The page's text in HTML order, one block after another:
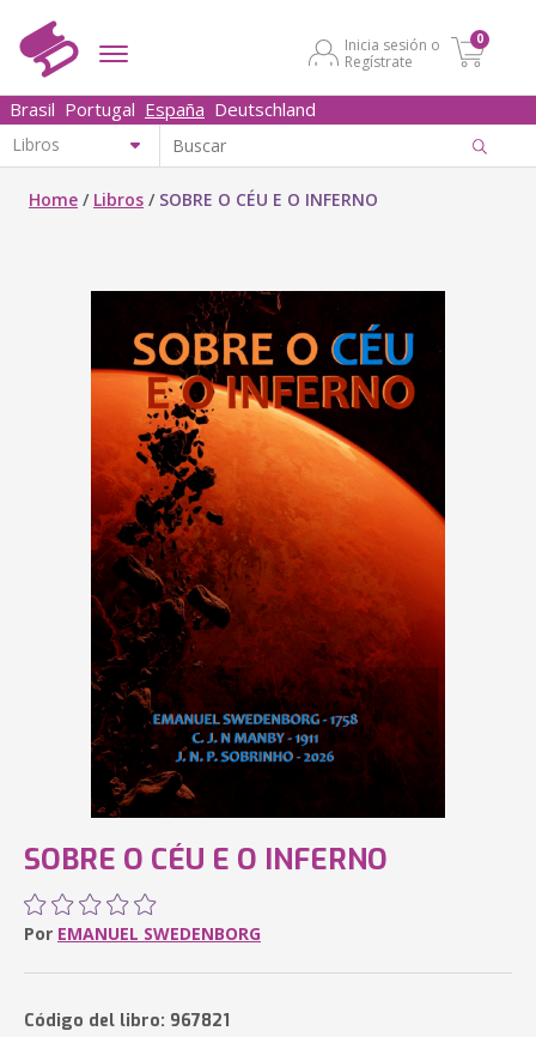
Inicia sesión o
Regístrate
0
Brasil Portugal España Deutschland
Home / Libros / SOBRE O CÉU E O INFERNO
SOBRE O CÉU E O INFERNO
Por EMANUEL SWEDENBORG
Código del libro: 967821